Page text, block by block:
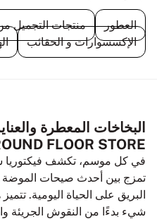
العطور
منتجات التجميل
الإكسسوارات و الحقائب
FLOOR STORE
في كل موسم، تكشف
تمزج بين أحدث صيحات الموضة
البريق على الحياة اليومية.
شيء بدءًا من النقوش الجريئة